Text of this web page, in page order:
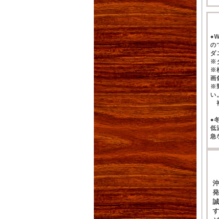
の
ダ
※
※
画
※
い
●
低
急